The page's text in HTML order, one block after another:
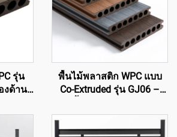
รุ่น
งด้าน
พื้นไม้พลาสติก WPC แบบ
Co-Extruded รุ่น GJ06 –
เมี่ยม 7 รู (ขายดีที่สุด)